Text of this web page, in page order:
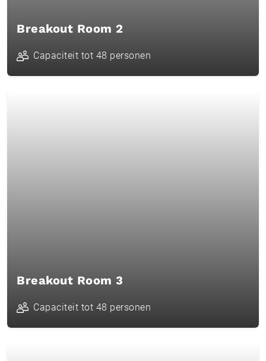
Breakout Room 2
Capaciteit tot 48 personen
Breakout Room 3
Capaciteit tot 48 personen